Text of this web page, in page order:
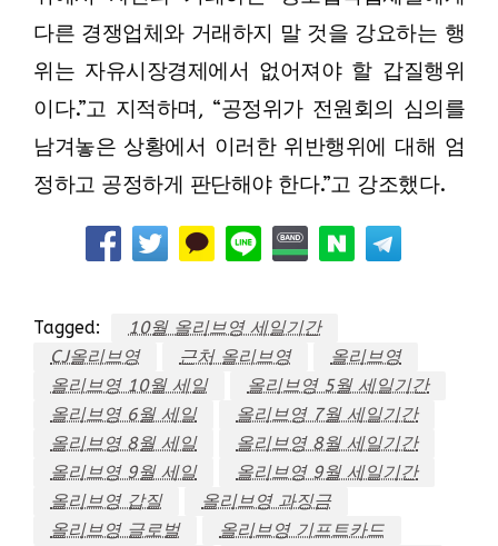
다른 경쟁업체와 거래하지 말 것을 강요하는 행
위는 자유시장경제에서 없어져야 할 갑질행위
이다.”고 지적하며, “공정위가 전원회의 심의를
남겨놓은 상황에서 이러한 위반행위에 대해 엄
정하고 공정하게 판단해야 한다.”고 강조했다.
Tagged:
10월 올리브영 세일기간
CJ올리브영
근처 올리브영
올리브영
올리브영 10월 세일
올리브영 5월 세일기간
올리브영 6월 세일
올리브영 7월 세일기간
올리브영 8월 세일
올리브영 8월 세일기간
올리브영 9월 세일
올리브영 9월 세일기간
올리브영 갑질
올리브영 과징금
올리브영 글로벌
올리브영 기프트카드